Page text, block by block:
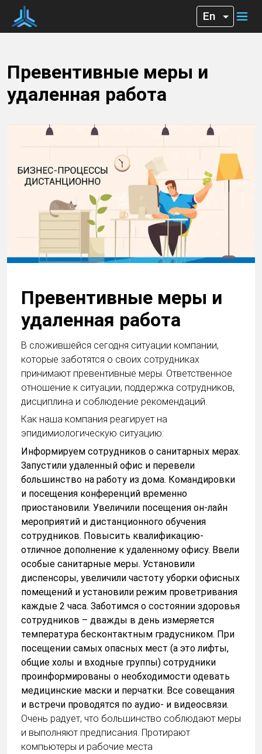
Превентивные меры и
удаленная работа
Превентивные меры и
удаленная работа
В сложившейся сегодня ситуации компании,
которые заботятся о своих сотрудниках
принимают превентивные меры. Ответственное
отношение к ситуации, поддержка сотрудников,
дисциплина и соблюдение рекомендаций.
Как наша компания реагирует на
эпидимиологическую ситуацию:
Информируем сотрудников о санитарных мерах.
Запустили удаленный офис и перевели
большинство на работу из дома. Командировки
и посещения конференций временно
приостановили. Увеличили посещения он-лайн
мероприятий и дистанционного обучения
сотрудников. Повысить квалификацию-
отличное дополнение к удаленному офису. Ввели
особые санитарные меры. Установили
диспенсоры, увеличили частоту уборки офисных
помещений и установили режим проветривания
каждые 2 часа. Заботимся о состоянии здоровья
сотрудников – дважды в день измеряется
температура бесконтактным градусником. При
посещении самых опасных мест (а это лифты,
общие холы и входные группы) сотрудники
проинформированы о необходимости одевать
медицинские маски и перчатки. Все совещания
и встречи проводятся по аудио- и видеосвязи.
Очень радует, что большинство соблюдают меры
и выполняют предписания. Протирают
компьютеры и рабочие места